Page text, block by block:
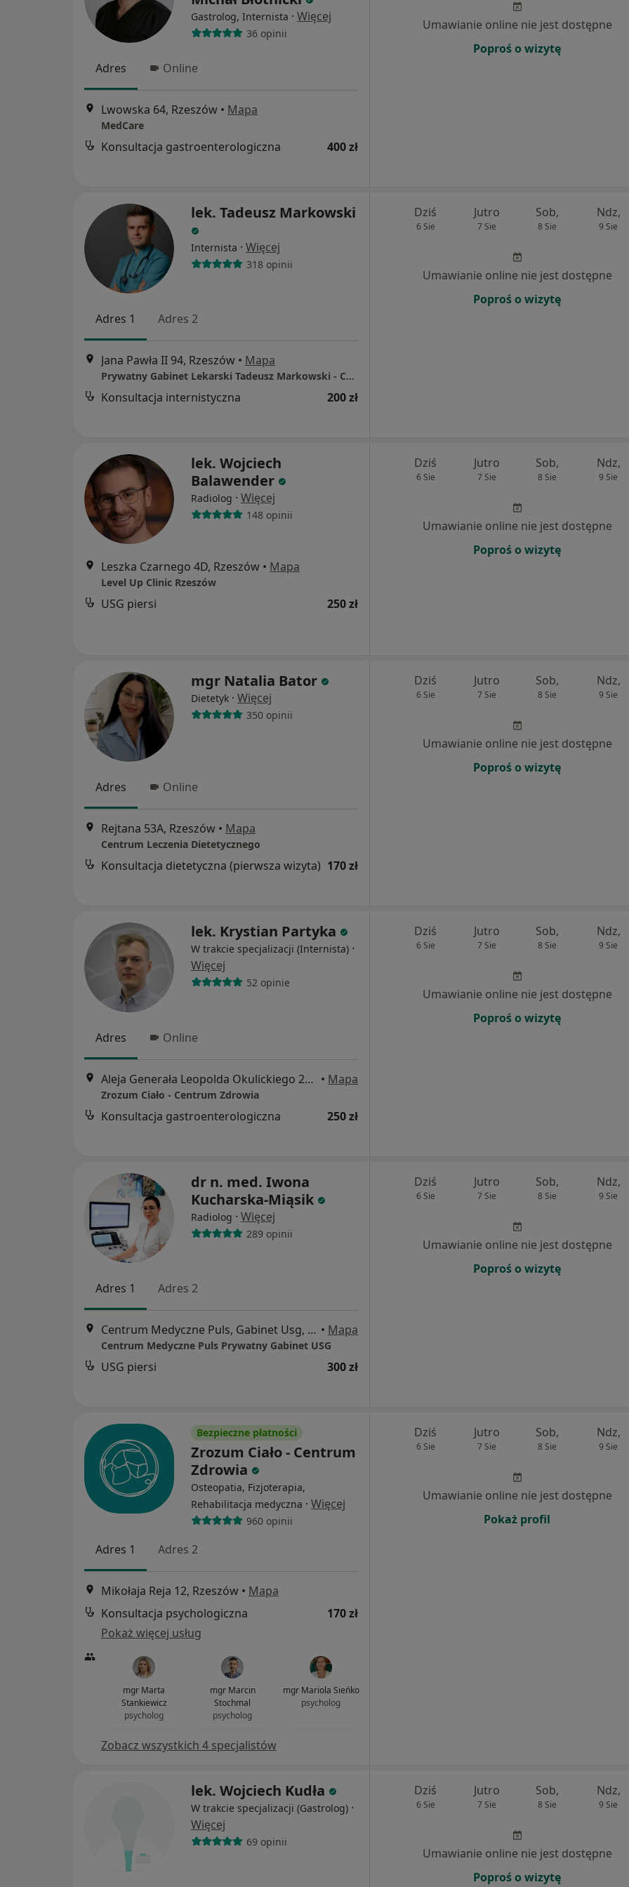
Gastrolog, Internista · Więcej
36 opinii
Adres Online
Lwowska 64, Rzeszów • Mapa
MedCare
Konsultacja gastroenterologiczna 400 zł
Umawianie online nie jest dostępne
Poproś o wizytę
lek. Tadeusz Markowski
Internista · Więcej
318 opinii
Adres 1 Adres 2
Jana Pawła II 94, Rzeszów • Mapa
Prywatny Gabinet Lekarski Tadeusz Markowski - Centrum Medyczne Fortitudo
Konsultacja internistyczna 200 zł
Dziś
6 Sie
Jutro
7 Sie
Sob,
8 Sie
Ndz,
9 Sie
Umawianie online nie jest dostępne
Poproś o wizytę
lek. Wojciech
Balawender
Radiolog · Więcej
148 opinii
Leszka Czarnego 4D, Rzeszów • Mapa
Level Up Clinic Rzeszów
USG piersi 250 zł
Dziś
6 Sie
Jutro
7 Sie
Sob,
8 Sie
Ndz,
9 Sie
Umawianie online nie jest dostępne
Poproś o wizytę
mgr Natalia Bator
Dietetyk · Więcej
350 opinii
Adres Online
Rejtana 53A, Rzeszów • Mapa
Centrum Leczenia Dietetycznego
Konsultacja dietetyczna (pierwsza wizyta) 170 zł
Dziś
6 Sie
Jutro
7 Sie
Sob,
8 Sie
Ndz,
9 Sie
Umawianie online nie jest dostępne
Poproś o wizytę
lek. Krystian Partyka
W trakcie specjalizacji (Internista) ·
Więcej
52 opinie
Adres Online
Aleja Generała Leopolda Okulickiego 20 Lokal b12, Rzeszów • Mapa
Zrozum Ciało - Centrum Zdrowia
Konsultacja gastroenterologiczna 250 zł
Dziś
6 Sie
Jutro
7 Sie
Sob,
8 Sie
Ndz,
9 Sie
Umawianie online nie jest dostępne
Poproś o wizytę
dr n. med. Iwona
Kucharska-Miąsik
Radiolog · Więcej
289 opinii
Adres 1 Adres 2
Centrum Medyczne Puls, Gabinet Usg, ul. Lwowska 64, II p, Gabinet 209, Rzeszów • Mapa
Centrum Medyczne Puls Prywatny Gabinet USG
USG piersi 300 zł
Dziś
6 Sie
Jutro
7 Sie
Sob,
8 Sie
Ndz,
9 Sie
Umawianie online nie jest dostępne
Poproś o wizytę
Bezpieczne płatności
Zrozum Ciało - Centrum
Zdrowia
Osteopatia, Fizjoterapia,
Rehabilitacja medyczna · Więcej
960 opinii
Adres 1 Adres 2
Mikołaja Reja 12, Rzeszów • Mapa
Konsultacja psychologiczna
170 zł
Pokaż więcej usług
mgr Marta
Stankiewicz
psycholog
mgr Marcin
Stochmal
psycholog
mgr Mariola Sieńko
psycholog
Zobacz wszystkich 4 specjalistów
Dziś
6 Sie
Jutro
7 Sie
Sob,
8 Sie
Ndz,
9 Sie
Umawianie online nie jest dostępne
Pokaż profil
lek. Wojciech Kudła
W trakcie specjalizacji (Gastrolog) ·
Więcej
69 opinii
Dziś
6 Sie
Jutro
7 Sie
Sob,
8 Sie
Ndz,
9 Sie
Umawianie online nie jest dostępne
Poproś o wizytę